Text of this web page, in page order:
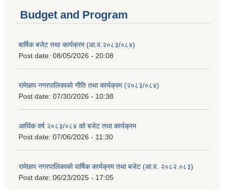
Budget and Program
बार्षिक बजेट तथा कार्यक्रम (आ.व.२०८३/०८४)
Post date: 08/05/2026 - 20:08
रामेछाप नगरपालिकाको नीति तथा कार्यक्रम (२०८३/०८४)
Post date: 07/30/2026 - 10:38
आर्थिक वर्ष २०८३/०८४ को बजेट तथा कार्यक्रम
Post date: 07/06/2026 - 11:30
रामेछाप नगरपालिकाको वार्षिक कार्यक्रम तथा बजेट (आ.व. २०८२.०८३)
Post date: 06/23/2025 - 17:05